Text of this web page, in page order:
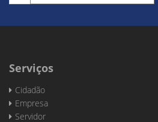
Serviços
Cidadão
Empresa
Servidor